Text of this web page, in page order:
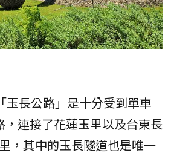
玉長公路」是十分受到單車
，連接了花蓮玉里以及台東長
，其中的玉長隧道也是唯一